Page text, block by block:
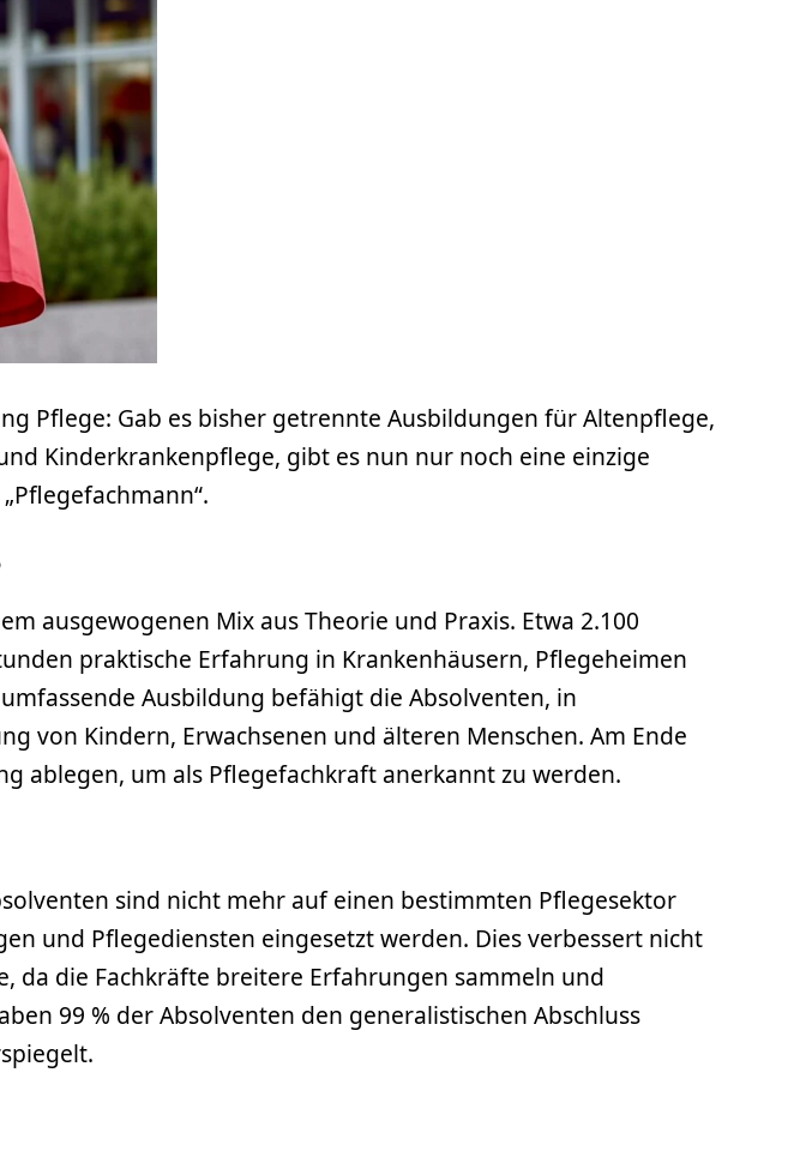
Pflege: Gab es bisher getrennte Ausbildungen für Altenpflege,
Kinderkrankenpflege, gibt es nun nur noch eine einzige
ausgewogenen Mix aus Theorie und Praxis. Etwa 2.100
praktische Erfahrung in Krankenhäusern, Pflegeheimen
Ausbildung befähigt die Absolventen, in
von Kindern, Erwachsenen und älteren Menschen. Am Ende
ablegen, um als Pflegefachkraft anerkannt zu werden.
sind nicht mehr auf einen bestimmten Pflegesektor
und Pflegediensten eingesetzt werden. Dies verbessert nicht
da die Fachkräfte breitere Erfahrungen sammeln und
99 % der Absolventen den generalistischen Abschluss